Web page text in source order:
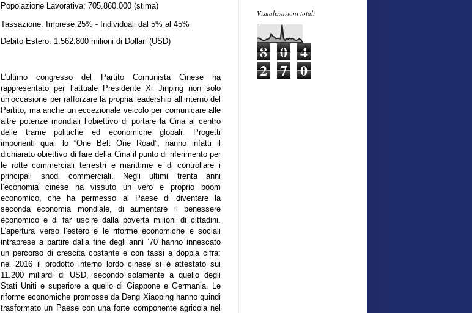
Popolazione Lavorativa: 705.860.000 (stima)
Tassazione: Imprese 25% - Individuali dal 5% al 45%
Debito Estero: 1.562.800 milioni di Dollari (USD)
L’ultimo congresso del Partito Comunista Cinese ha
rappresentato per l’attuale Presidente Xi Jinping non solo
un’occasione per rafforzare la propria leadership all’interno del
Partito, ma anche un eccezionale veicolo per comunicare alle
altre potenze mondiali l’obiettivo di portare la Cina al centro
delle trame politiche ed economiche globali. Progetti
imponenti quali lo “One Belt One Road”, hanno infatti il
dichiarato obiettivo di fare della Cina il punto di riferimento per
le rotte commerciali terrestri e marittime e di controllare i
principali snodi commerciali. Negli ultimi trenta anni
l’economia cinese ha vissuto un vero e proprio boom
economico, che ha permesso al Paese di diventare la
seconda economia mondiale, di aumentare il benessere
economico e di far uscire dalla povertà milioni di cittadini.
L’apertura verso l’estero e le riforme economiche e sociali
intraprese a partire dalla fine degli anni ’70 hanno innescato
un percorso di crescita costante e con tassi a doppia cifra:
nel 2016 il prodotto interno lordo cinese si è attestato sui
11.200 miliardi di USD, secondo solamente a quello degli
Stati Uniti e superiore a quello di Giappone e Germania. Le
riforme economiche promosse da Deng Xiaoping hanno quindi
trasformato un Paese con una forte componente agricola nel
Visualizzazioni totali
8 0 4
2 7 0